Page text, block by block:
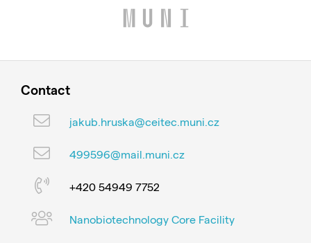
Contact
jakub.hruska@ceitec.muni.cz
499596@mail.muni.cz
+420 54949 7752
Nanobiotechnology Core Facility